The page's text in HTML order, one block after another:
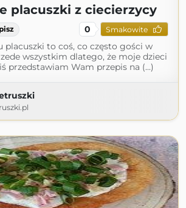
placuszki z ciecierzycy
0 Smakowite
placuszki to coś, co często gości w
wszystkim dlatego, że moje dzieci
przedstawiam Wam przepis na (...)